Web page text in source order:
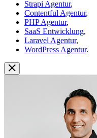
Strapi Agentur,
Contentful Agentur,
PHP Agentur,
SaaS Entwicklung,
Laravel Agentur,
WordPress Agentur.